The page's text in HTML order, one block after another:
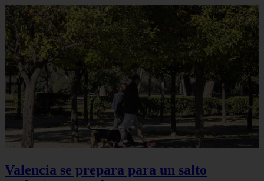
Valencia se prepara para un salto